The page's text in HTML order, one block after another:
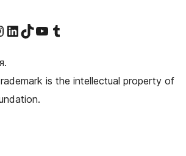
в Threads
страницу на Facebook
наш Instagram
Посетите нашу страницу в LinkedIn
Посетите нашу учётную запись в TikTok
Посетите наш канал YouTube
Посетите нашу учётную запись в Tumblr
is the intellectual property of